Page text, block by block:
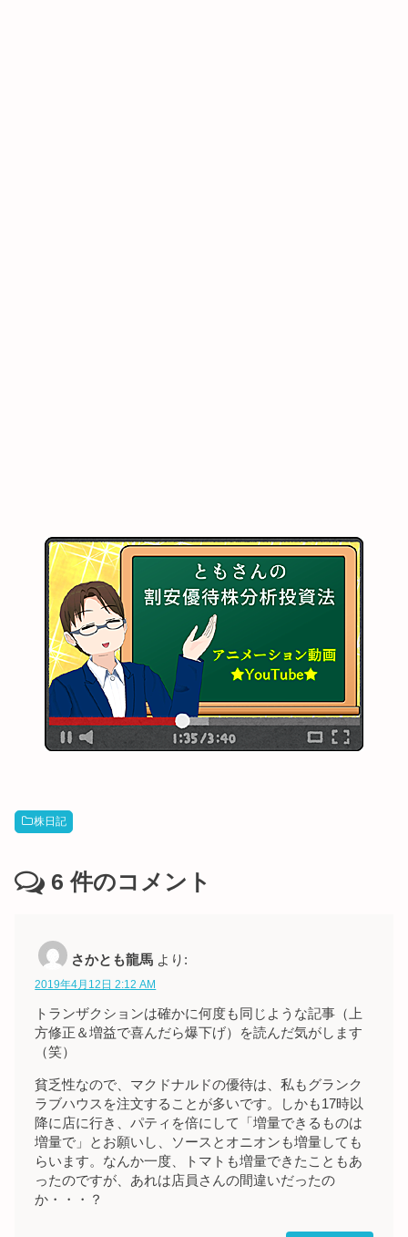
株日記
6 件のコメント
さかとも龍馬 より:
2019年4月12日 2:12 AM
トランザクションは確かに何度も同じような記事（上
方修正＆増益で喜んだら爆下げ）を読んだ気がします
（笑）
貧乏性なので、マクドナルドの優待は、私もグランク
ラブハウスを注文することが多いです。しかも17時以
降に店に行き、パティを倍にして「増量できるものは
増量で」とお願いし、ソースとオニオンも増量しても
らいます。なんか一度、トマトも増量できたこともあ
ったのですが、あれは店員さんの間違いだったの
か・・・？